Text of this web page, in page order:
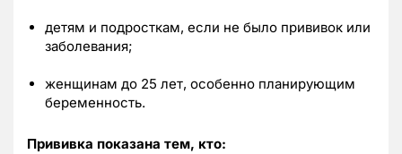
детям и подросткам, если не было прививок или
заболевания;
женщинам до 25 лет, особенно планирующим
беременность.
Прививка показана тем, кто: